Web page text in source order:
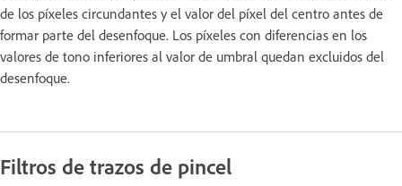
de los píxeles circundantes y el valor del píxel del centro antes de
formar parte del desenfoque. Los píxeles con diferencias en los
valores de tono inferiores al valor de umbral quedan excluidos del
desenfoque.
Filtros de trazos de pincel